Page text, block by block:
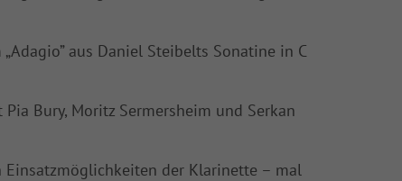
aus Daniel Steibelts Sonatine in C
Bury, Moritz Sermersheim und Serkan
der Klarinette – mal